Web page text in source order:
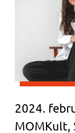
2024.
MOMKult,